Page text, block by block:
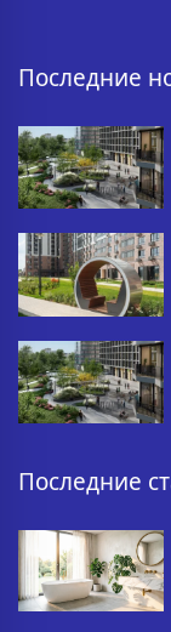
Последние
Последние